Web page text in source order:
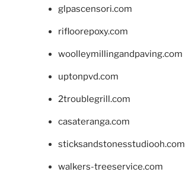
glpascensori.com
rifloorepoxy.com
woolleymillingandpaving.com
uptonpvd.com
2troublegrill.com
casateranga.com
sticksandstonesstudiooh.com
walkers-treeservice.com